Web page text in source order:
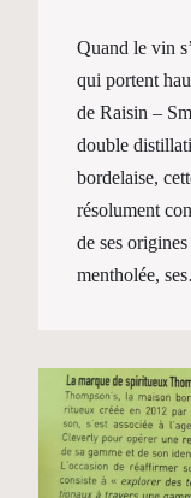
Quand le vin
qui portent
de Raisin –
double
bordelaise,
résolument
de ses
mentholée,